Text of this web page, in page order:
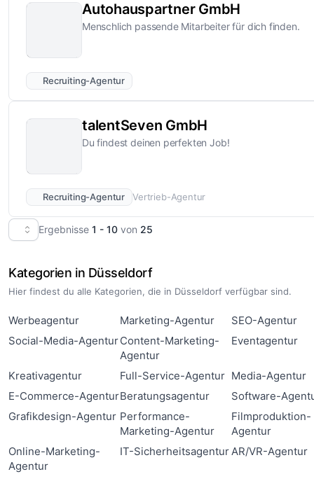
Autohauspartner GmbH
Menschlich passende Mitarbeiter für dich finden.
Recruiting-Agentur
talentSeven GmbH
Du findest deinen perfekten Job!
Recruiting-Agentur Vertrieb-Agentur
Ergebnisse 1 - 10 von 25
Kategorien in Düsseldorf
Hier findest du alle Kategorien, die in Düsseldorf verfügbar sind.
Werbeagentur Marketing-Agentur
SEO-Agentur
Social-Media-AgenturContent-Marketing-
Agentur
Eventagentur
Kreativagentur Full-Service-Agentur Media-Agentur
E-Commerce-AgenturBeratungsagentur
Software-
Grafikdesign-Agentur Performance-
Marketing-Agentur
Filmproduktion-
Agentur
Online-Marketing-
Agentur
IT-Sicherheitsagentur AR/VR-Agentur